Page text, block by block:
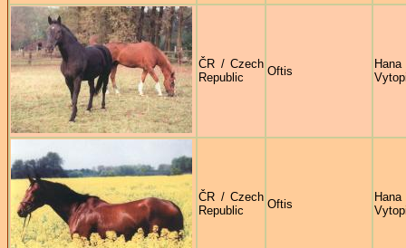
ČR / Czech
Republic
Oftis
Hana
ČR / Czech
Republic
Oftis
Hana